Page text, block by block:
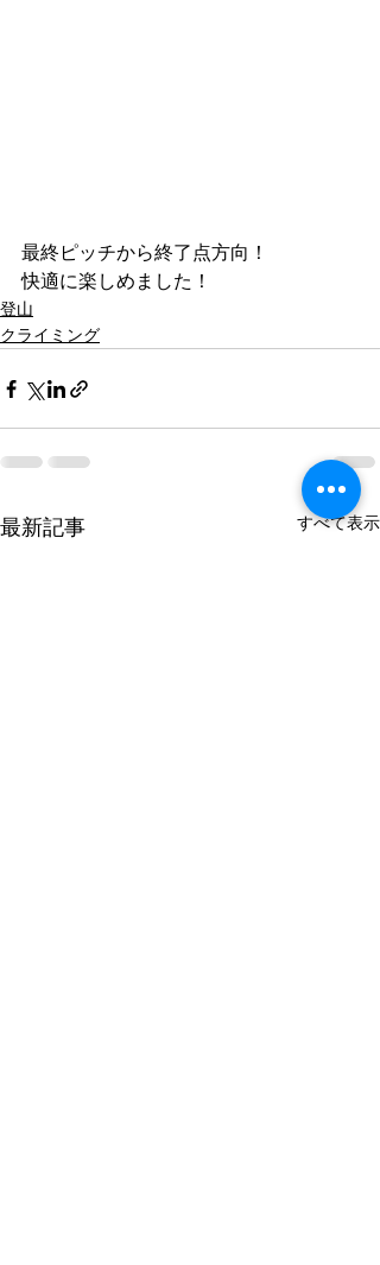
最終ピッチから終了点方向！
快適に楽しめました！
登山
クライミング
最新記事 すべて表示